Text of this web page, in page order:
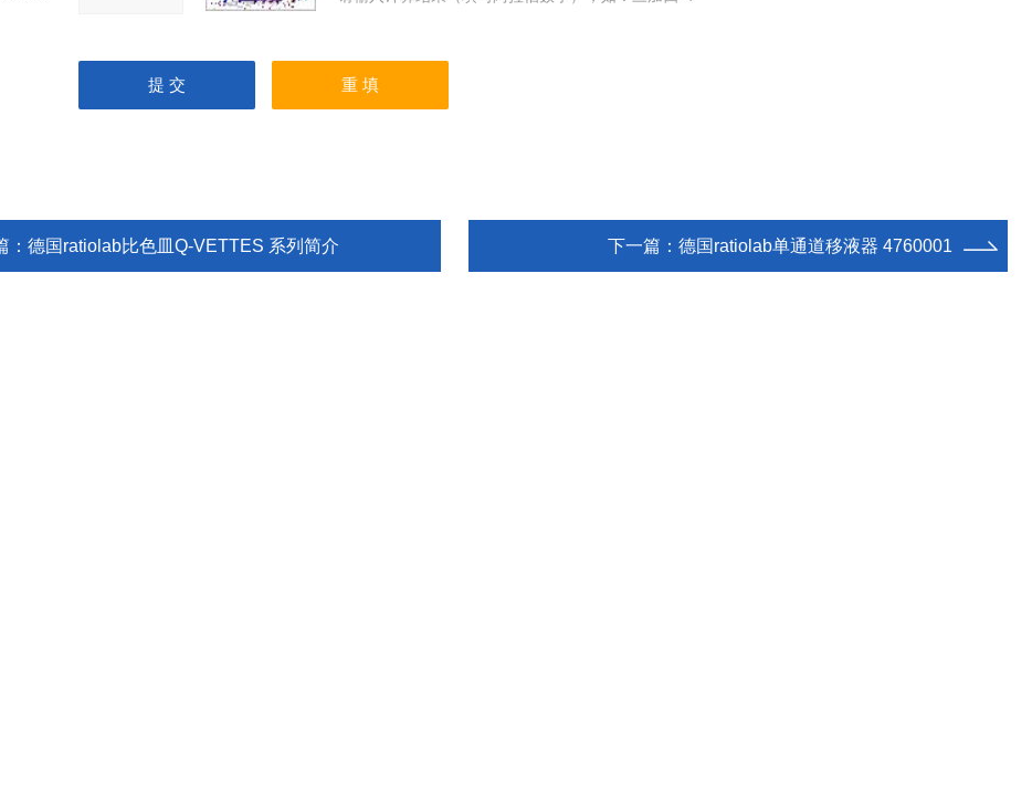
： 德国ratiolab比色皿Q-VETTES 系列简介 下一篇： 德国ratiolab单通道移液器 4760001